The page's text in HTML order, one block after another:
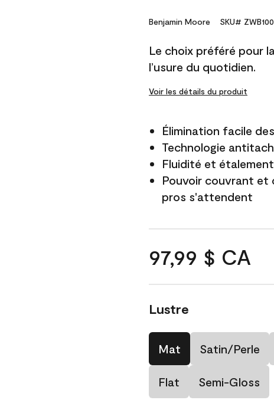
Benjamin Moore SKU#
Le choix préféré pour
l’usure du quotidien.
Voir les détails du produit
Élimination facile
Technologie
Fluidité et
Pouvoir couvrant et
pros s'attendent
97,99 $ CA
Lustre
Mat Satin/Perle
Flat Semi-Gloss